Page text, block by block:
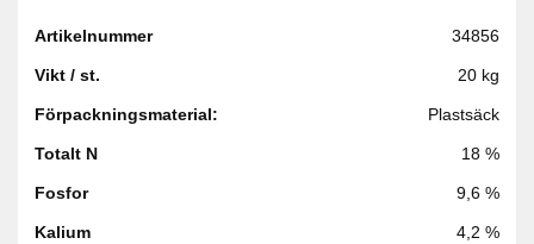
Artikelnummer 34856
Vikt / st. 20 kg
Förpackningsmaterial: Plastsäck
Totalt N 18 %
Fosfor 9,6 %
Kalium 4,2 %